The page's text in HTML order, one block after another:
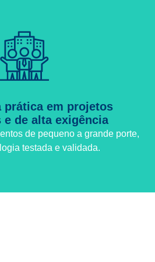
prática em projetos
e de alta exigência
de pequeno a grande porte,
testada e validada.